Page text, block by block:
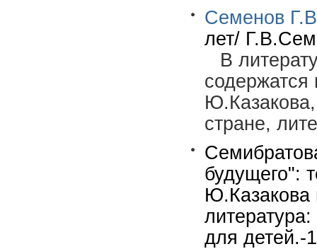
Семенов
лет/
В
содержатся
стране,
будущего":
для детей.-